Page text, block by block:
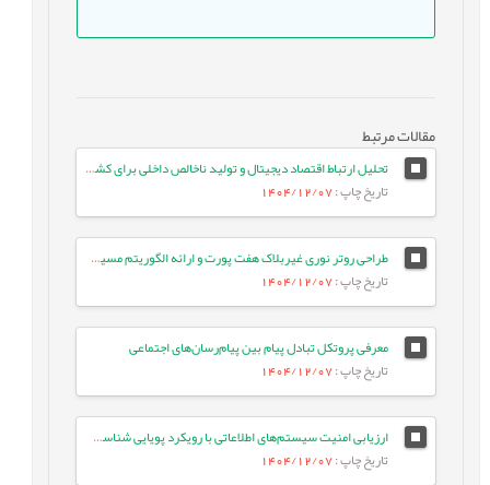
مقالات مرتبط
تحلیل ارتباط اقتصاد دیجیتال و تولید ناخالص داخلی برای کشورهای ایران و مالزی با استفاده از شبکه های عصبی کوتاه‌نگر بلندحافظه
تاریخ چاپ: 1404/12/07
طراحی روتر نوری غیربلاک هفت پورت و ارائه الگوریتم مسیریابی موثر در شبکه بر تراشه نوری سه بعدی
تاریخ چاپ: 1404/12/07
معرفی پروتکل تبادل پیام بین پیام‌رسان‌های اجتماعی
تاریخ چاپ: 1404/12/07
ارزیابی امنیت سیستم‌های اطلاعاتی با رویکرد پویایی شناسی سیستم‌ها (مورد مطالعه: بانک کشاورزی)
تاریخ چاپ: 1404/12/07